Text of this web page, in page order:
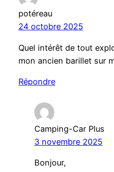
potéreau
24 octobre 2025
Quel intérêt de tout
mon ancien barillet sur
Répondre
Camping-Car Plus
3 novembre 2025
Bonjour,